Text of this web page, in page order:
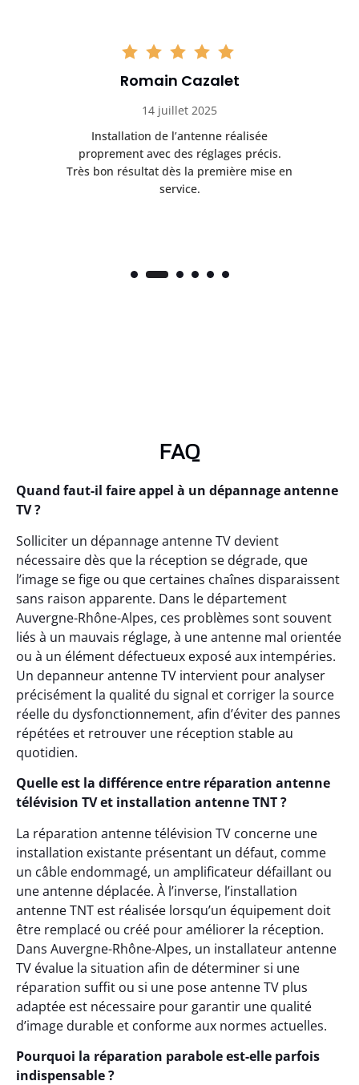
Romain Cazalet
14 juillet 2025
Installation de l’antenne réalisée
proprement avec des réglages précis.
Très bon résultat dès la première mise en
service.
FAQ
Quand faut-il faire appel à un dépannage antenne
TV ?
Solliciter un dépannage antenne TV devient
nécessaire dès que la réception se dégrade, que
l’image se fige ou que certaines chaînes disparaissent
sans raison apparente. Dans le département
Auvergne-Rhône-Alpes, ces problèmes sont souvent
liés à un mauvais réglage, à une antenne mal orientée
ou à un élément défectueux exposé aux intempéries.
Un depanneur antenne TV intervient pour analyser
précisément la qualité du signal et corriger la source
réelle du dysfonctionnement, afin d’éviter des pannes
répétées et retrouver une réception stable au
quotidien.
Quelle est la différence entre réparation antenne
télévision TV et installation antenne TNT ?
La réparation antenne télévision TV concerne une
installation existante présentant un défaut, comme
un câble endommagé, un amplificateur défaillant ou
une antenne déplacée. À l’inverse, l’installation
antenne TNT est réalisée lorsqu’un équipement doit
être remplacé ou créé pour améliorer la réception.
Dans Auvergne-Rhône-Alpes, un installateur antenne
TV évalue la situation afin de déterminer si une
réparation suffit ou si une pose antenne TV plus
adaptée est nécessaire pour garantir une qualité
d’image durable et conforme aux normes actuelles.
Pourquoi la réparation parabole est-elle parfois
indispensable ?